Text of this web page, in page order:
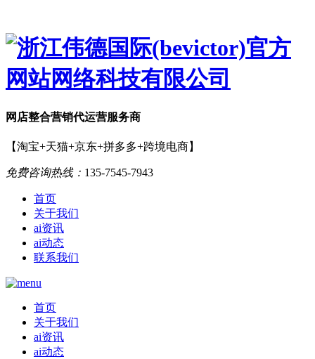
网店整合营销代运营服务商
【淘宝+天猫+京东+拼多多+跨境电商】
免费咨询热线： 135-7545-7943
首页
关于我们
ai资讯
ai动态
联系我们
首页
关于我们
ai资讯
ai动态